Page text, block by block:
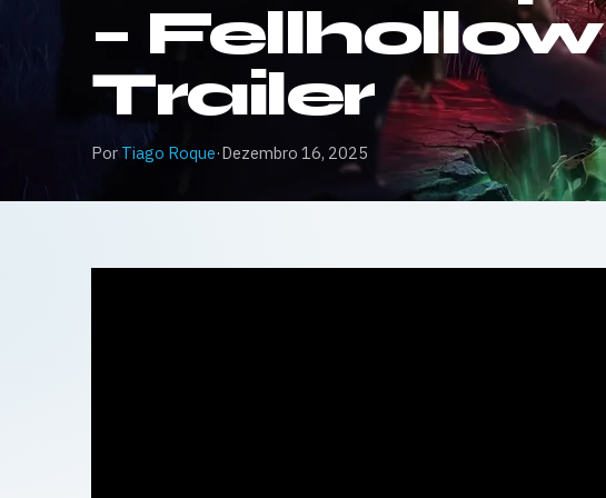
–
Trailer
PorTiago Roque·Dezembro 16, 2025